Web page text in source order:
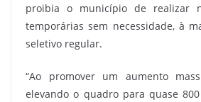
proibia o município de realizar
temporárias sem necessidade, à
seletivo regular.
“Ao promover um aumento
elevando o quadro para quase